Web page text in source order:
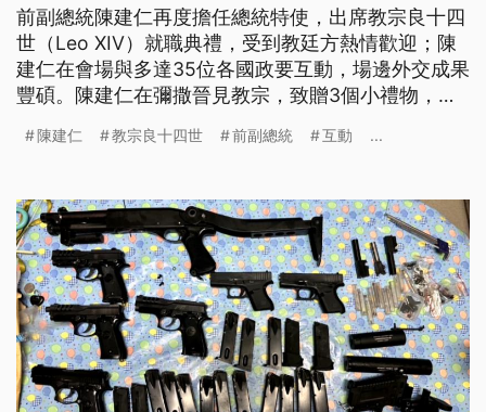
前副總統陳建仁再度擔任總統特使，出席教宗良十四
世（Leo XIV）就職典禮，受到教廷方熱情歡迎；陳
建仁在會場與多達35位各國政要互動，場邊外交成果
豐碩。陳建仁在彌撒晉見教宗，致贈3個小禮物，並
陳建仁 教宗良十四世 前副總統 互動 ...